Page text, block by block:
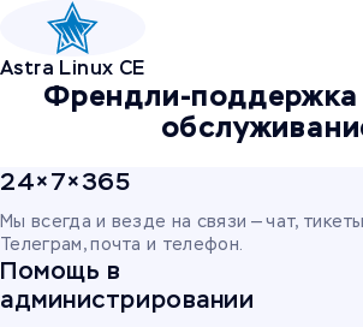
Astra Linux CE
Френдли-поддержка
24×7×365
Мы всегда и везде на связи — чат,
Телеграм, почта и телефон.
Помощь в
администрировании